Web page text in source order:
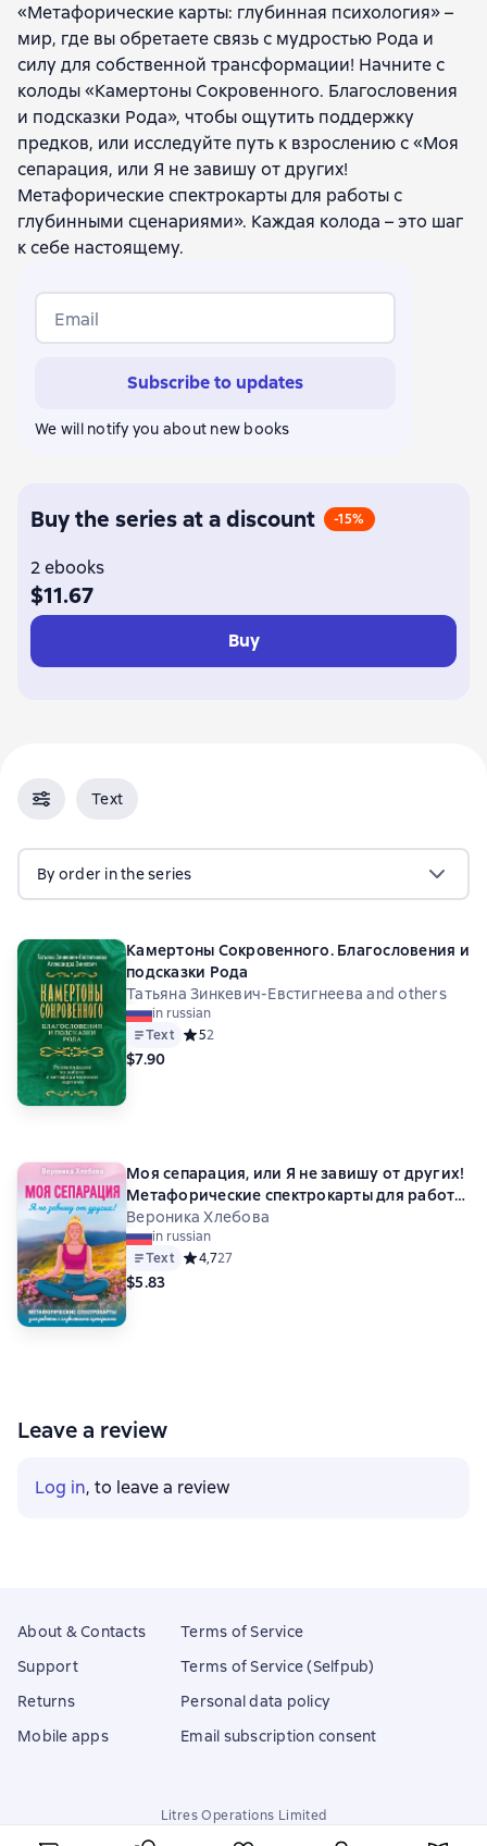
«Метафорические карты: глубинная психология» –
мир, где вы обретаете связь с мудростью Рода и
силу для собственной трансформации! Начните с
колоды «Камертоны Сокровенного. Благословения
и подсказки Рода», чтобы ощутить поддержку
предков, или исследуйте путь к взрослению с «Моя
сепарация, или Я не завишу от других!
Метафорические спектрокарты для работы с
глубинными сценариями». Каждая колода – это шаг
к себе настоящему.
Email
Subscribe to updates
We will notify you about new books
Buy the series at a discount -15%
2 ebooks
$11.67
Buy
Text
By order in the series
Камертоны Сокровенного. Благословения и
подсказки Рода
Татьяна Зинкевич-Евстигнеева and others
in russian
Text Средний рейтинг 5 на основе 2 оценок
52
$7.90
Моя сепарация, или Я не завишу от других!
Метафорические спектрокарты для работы
с глубинными сценариями
Вероника Хлебова
in russian
Text Средний рейтинг 4,7 на основе 27 оценок
4,727
$5.83
Leave a review
Log in, to leave a review
About & Contacts
Support
Returns
Mobile apps
Terms of Service
Terms of Service (Selfpub)
Personal data policy
Email subscription consent
Litres Operations Limited